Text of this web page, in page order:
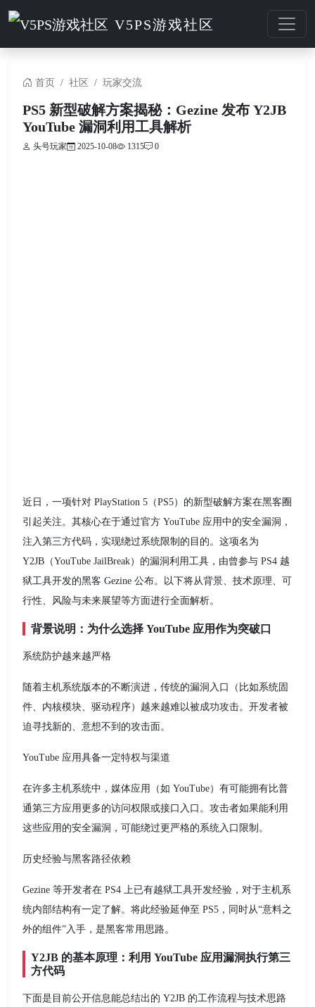
V5PS游戏社区
首页 社区 玩家交流
PS5 新型破解方案揭秘：Gezine 发布 Y2JB
YouTube 漏洞利用工具解析
头号玩家 2025-10-08 1315 0
近日，一项针对 PlayStation 5（PS5）的新型破解方案在黑客圈
引起关注。其核心在于通过官方 YouTube 应用中的安全漏洞，
注入第三方代码，实现绕过系统限制的目的。这项名为
Y2JB（YouTube JailBreak）的漏洞利用工具，由曾参与 PS4 越
狱工具开发的黑客 Gezine 公布。以下将从背景、技术原理、可
行性、风险与未来展望等方面进行全面解析。
背景说明：为什么选择 YouTube 应用作为突破口
系统防护越来越严格
随着主机系统版本的不断演进，传统的漏洞入口（比如系统固
件、内核模块、驱动程序）越来越难以被成功攻击。开发者被
迫寻找新的、意想不到的攻击面。
YouTube 应用具备一定特权与渠道
在许多主机系统中，媒体应用（如 YouTube）有可能拥有比普
通第三方应用更多的访问权限或接口入口。攻击者如果能利用
这些应用的安全漏洞，可能绕过更严格的系统入口限制。
历史经验与黑客路径依赖
Gezine 等开发者在 PS4 上已有越狱工具开发经验，对于主机系
统内部结构有一定了解。将此经验延伸至 PS5，同时从“意料之
外的组件”入手，是黑客常用思路。
Y2JB 的基本原理：利用 YouTube 应用漏洞执行第三
方代码
下面是目前公开信息能总结出的 Y2JB 的工作流程与技术思路